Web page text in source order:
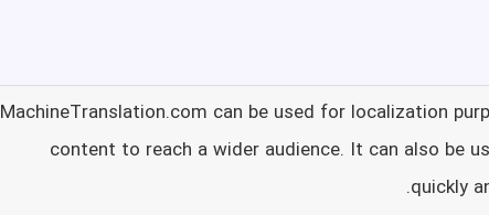
MachineTranslation.com can be used for localization
content to reach a wider audience. It can also be
quickly